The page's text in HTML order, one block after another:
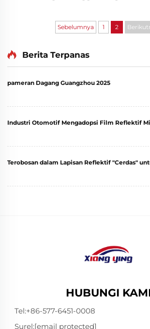
langkah besar dalam inovasi teknologi
Sebelumnya 1 2
Berita Terpanas
pameran Dagang Guangzhou 2025
Industri Otomotif Mengadopsi Film Reflektif
Terobosan dalam Lapisan Reflektif "Cerdas"
HUBUNGI
Tel:+86-577-6451-0008
Surel:[email protected]